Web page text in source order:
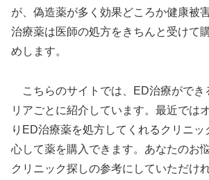
が、偽造薬が多く効果どころか健康被
治療薬は医師の処方をきちんと受けて
めします。
こちらのサイトでは、ED治療ができ
リアごとに紹介しています。最近では
りED治療薬を処方してくれるクリニ
心して薬を購入できます。あなたのお
クリニック探しの参考にしていただけ